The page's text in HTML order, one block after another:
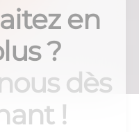
en
?
dès
!